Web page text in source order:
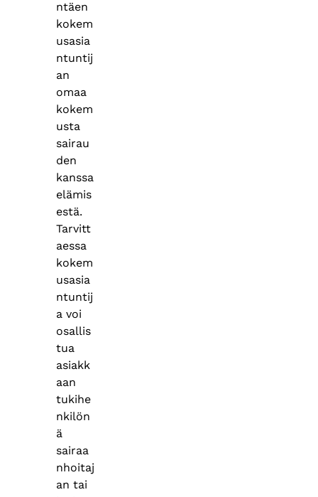
ntäen
kokem
usasia
ntuntij
an
omaa
kokem
usta
sairau
den
kanssa
elämis
estä.
Tarvitt
aessa
kokem
usasia
ntuntij
a voi
osallis
tua
asiakk
aan
tukihe
nkilön
ä
sairaa
nhoitaj
an tai